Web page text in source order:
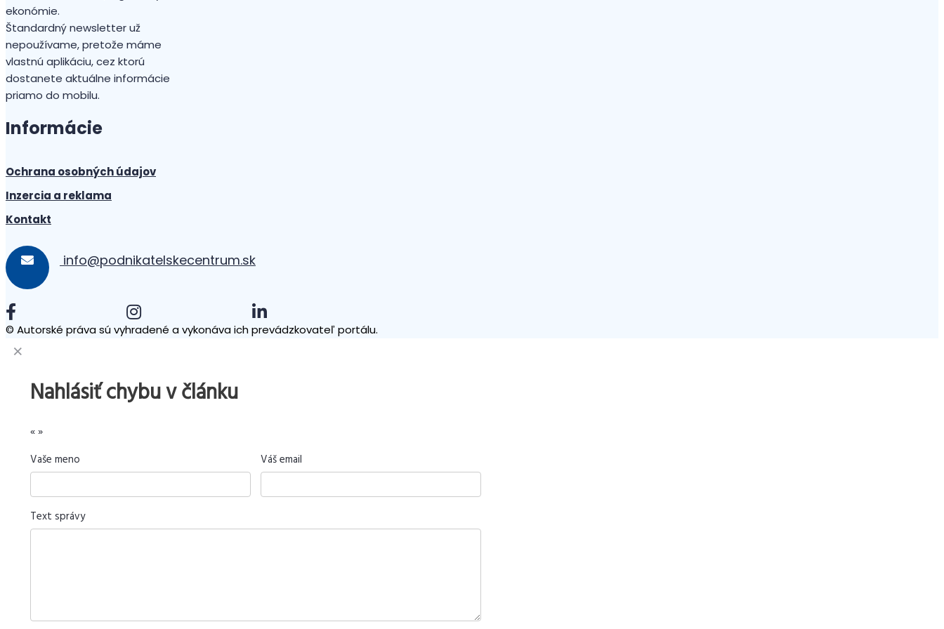
ekonómie.
Štandardný newsletter už
nepoužívame, pretože máme
vlastnú aplikáciu, cez ktorú
dostanete aktuálne informácie
priamo do mobilu.
Informácie
Ochrana osobných údajov
Inzercia a reklama
Kontakt
info@podnikatelskecentrum.sk
© Autorské práva sú vyhradené a vykonáva ich prevádzkovateľ portálu.
Nahlásiť chybu v článku
«»
Vaše meno
Váš email
Text správy